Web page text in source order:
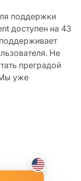
поддержки
доступен на 43
Не
преградой
уже